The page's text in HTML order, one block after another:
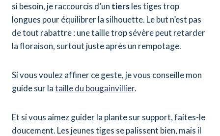
si besoin, je raccourcis d’un tiersles tiges trop
longues pour équilibrer la silhouette. Le but n’est pas
de tout rabattre : une taille trop sévère peut retarder
la floraison, surtout juste après un rempotage.
Si vous voulez affiner ce geste, je vous conseille mon
guide sur lataille du bougainvillier.
Et si vous aimez guider la plante sur support, faites-le
doucement. Les jeunes tiges se palissent bien, mais il